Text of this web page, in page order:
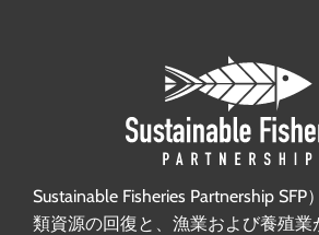
Sustainable Fisheries Partnership
類資源の回復と、漁業および養殖業